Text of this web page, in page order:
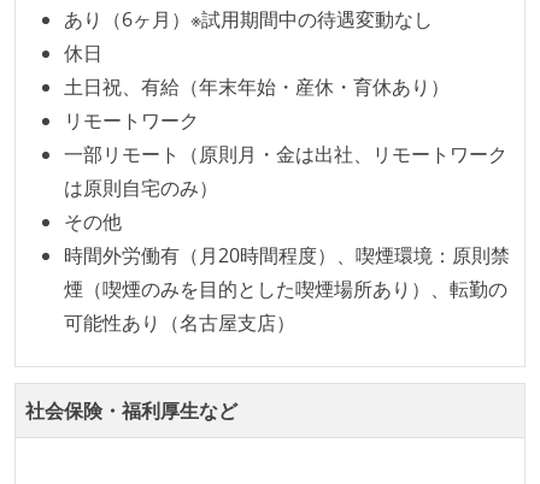
全てのコードをバージョン管理ツールで管理している
各メンバーが実装したコードのマージは Pull Request
ベースで行われる
自動（＝システム化され、1コマンドで実行できる）
ビルド、自動デプロイ環境が整備されている
コードによるインフラ構成管理（Infrastructure as
Code）の環境が整備されている
オープンな情報共有
KPI などチームの目標・実績値について、メンバーの
ドキュメントの整備やペアプロ、モブワークなど、ナ
レッジの共有を積極的に行っている（属人性を減らす
あり（6ヶ月）※試用期間中の待遇変動なし
休日
土日祝、有給（年末年始・産休・育休あり）
リモートワーク
一部リモート（原則月・金は出社、リモートワーク
は原則自宅のみ）
その他
時間外労働有（月20時間程度）、喫煙環境：原則禁
煙（喫煙のみを目的とした喫煙場所あり）、転勤の
可能性あり（名古屋支店）
社会保険・福利厚生など